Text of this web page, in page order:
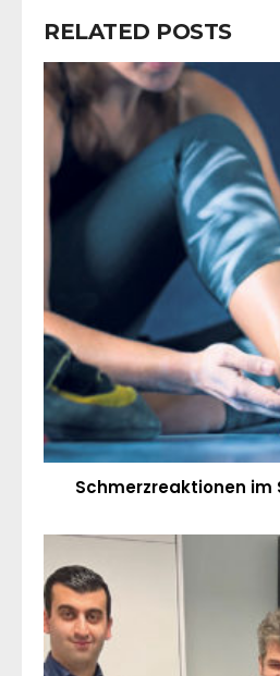
RELATED POSTS
Schmerzreaktionen im